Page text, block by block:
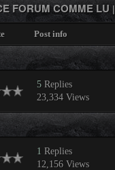
FORUM COMME LU|
Post info
5Replies
23,334 Views
1 Replies
12,156 Views